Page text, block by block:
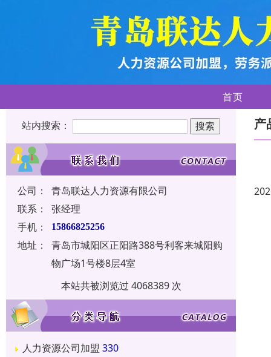
首页
站内搜索：
公司：
青岛联达人力资源有限公司
联系：
张经理
手机：
15866825256
地址：
青岛市城阳区正阳路388号利客来城阳购
物广场1号楼8层4室
本站共被浏览过 4068389 次
人力资源公司加盟 330
产